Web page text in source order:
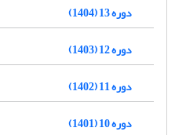
دوره 13 (1404)
دوره 12 (1403)
دوره 11 (1402)
دوره 10 (1401)